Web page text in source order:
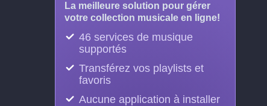
La meilleure solution pour gérer
votre collection musicale en ligne!
46 services de musique
supportés
Transférez vos playlists et
favoris
Aucune application à installer